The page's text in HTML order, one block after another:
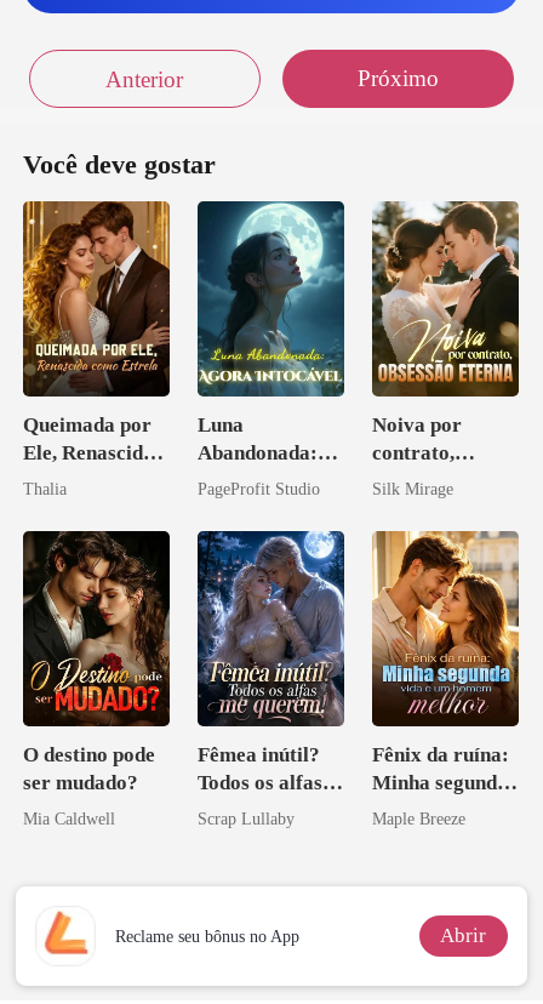
Anterior Próximo
Você deve gostar
Queimada por
Ele, Renascida
como Estrela
Thalia
Luna
Abandonada:
Agora Intocável
PageProfit Studio
Noiva por
contrato,
obsessão eterna
Silk Mirage
O destino pode
ser mudado?
Mia Caldwell
Fêmea inútil?
Todos os alfas
me querem!
Scrap Lullaby
Fênix da ruína:
Minha segunda
vida e um
Maple Breeze
Reclame seu bônus no App Abrir